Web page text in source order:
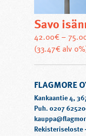
Savo
42.00€–
(33.47€ alv
FLAGMORE
Kankaantie 4,
Puh. 0207
Rekisteriseloste·